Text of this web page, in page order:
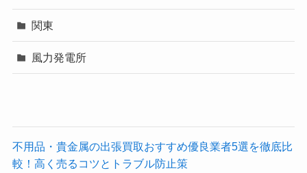
関東
風力発電所
不用品・貴金属の出張買取おすすめ優良業者5選を徹底比
較！高く売るコツとトラブル防止策